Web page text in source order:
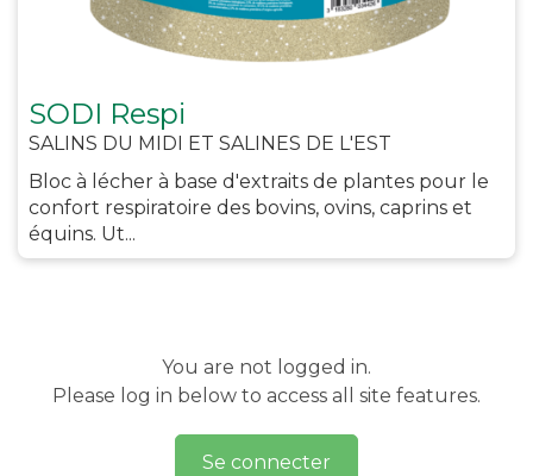
SODI Respi
SALINS DU MIDI ET SALINES DE L'EST
Bloc à lécher à base d'extraits de plantes pour le
confort respiratoire des bovins, ovins, caprins et
équins. Ut...
You are not logged in.
Please log in below to access all site features.
Se connecter